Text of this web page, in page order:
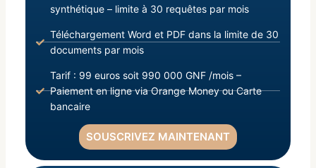
synthétique – limite à 30 requêtes par mois
Téléchargement Word et PDF dans la limite de 30
documents par mois
Tarif : 99 euros soit 990 000 GNF /mois –
Paiement en ligne via Orange Money ou Carte
bancaire
SOUSCRIVEZ MAINTENANT